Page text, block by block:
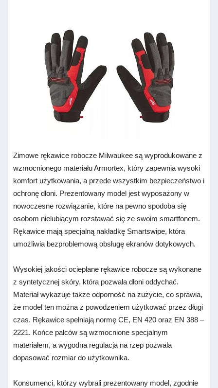
Zimowe rękawice robocze Milwaukee są wyprodukowane z
wzmocnionego materiału Armortex, który zapewnia wysoki
komfort użytkowania, a przede wszystkim bezpieczeństwo i
ochronę dłoni. Prezentowany model jest wyposażony w
nowoczesne rozwiązanie, które na pewno spodoba się
osobom nielubiącym rozstawać się ze swoim smartfonem.
Rękawice mają specjalną nakładkę Smartswipe, która
umożliwia bezproblemową obsługę ekranów dotykowych.
Wysokiej jakości ocieplane rękawice robocze są wykonane
z syntetycznej skóry, która pozwala dłoni oddychać.
Materiał wykazuje także odporność na zużycie, co sprawia,
że model ten można z powodzeniem użytkować przez długi
czas. Rękawice spełniają normę CE, EN 420 oraz EN 388 –
2221. Końce palców są wzmocnione specjalnym
materiałem, a wygodna regulacja na rzep pozwala
dopasować rozmiar do użytkownika.
Konsumenci, którzy wybrali prezentowany model, zgodnie